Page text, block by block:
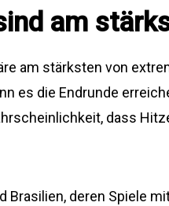
am
am stärksten von
es die Endrunde
dass
Brasilien, deren Spiele